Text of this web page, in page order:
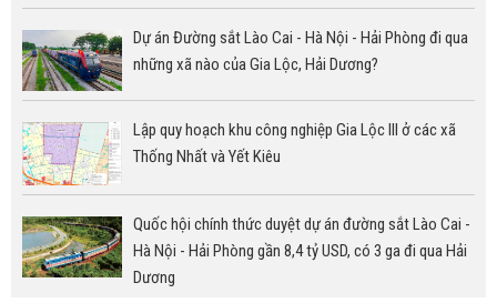
Dự án Đường sắt Lào Cai - Hà Nội - Hải Phòng đi qua
những xã nào của Gia Lộc, Hải Dương?
Lập quy hoạch khu công nghiệp Gia Lộc III ở các xã
Thống Nhất và Yết Kiêu
Quốc hội chính thức duyệt dự án đường sắt Lào Cai -
Hà Nội - Hải Phòng gần 8,4 tỷ USD, có 3 ga đi qua Hải
Dương